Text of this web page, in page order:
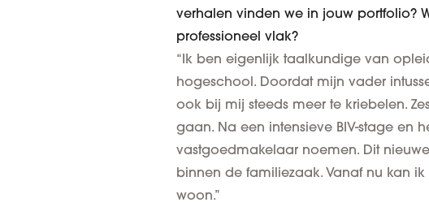
verhalen vinden we in jouw portfolio?
professioneel vlak?
“Ik ben eigenlijk taalkundige van
hogeschool. Doordat mijn vader
ook bij mij steeds meer te kriebelen.
gaan. Na een intensieve BIV-stage
vastgoedmakelaar noemen. Dit
binnen de familiezaak. Vanaf nu kan
woon.”